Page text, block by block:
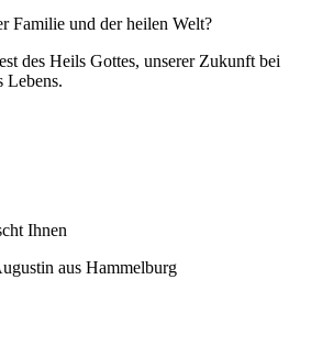
Familie und der heilen Welt?
des Heils Gottes, unserer Zukunft bei
Lebens.
Ihnen
aus Hammelburg